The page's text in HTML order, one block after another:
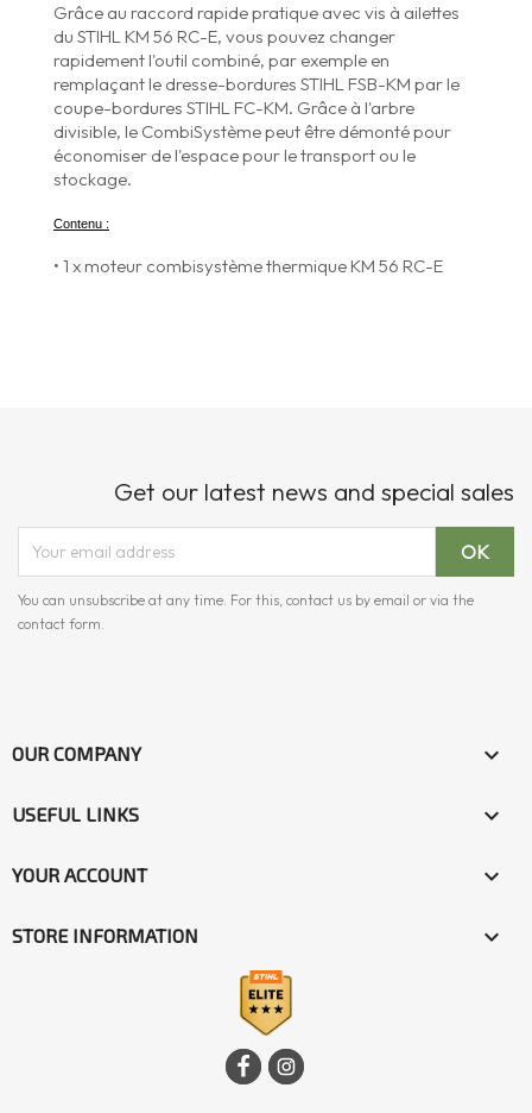
Grâce au raccord rapide pratique avec vis à ailettes
du STIHL KM 56 RC-E, vous pouvez changer
rapidement l'outil combiné, par exemple en
remplaçant le dresse-bordures STIHL FSB-KM par le
coupe-bordures STIHL FC-KM. Grâce à l'arbre
divisible, le CombiSystème peut être démonté pour
économiser de l'espace pour le transport ou le
stockage.
Contenu :
• 1 x moteur combisystème thermique KM 56 RC-E
Get our latest news and special sales
You can unsubscribe at any time. For this, contact us by email or via the
contact form.
OUR COMPANY 
USEFUL LINKS 
YOUR ACCOUNT 
STORE INFORMATION keyboard_arrow_down